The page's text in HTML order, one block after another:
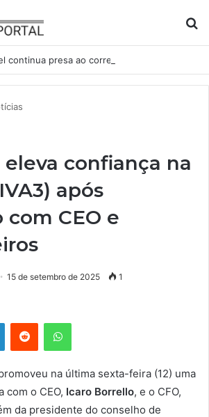
eleva confiança na
após
CEO e
15 de setembro de 2025 1
LinkedinReddit WhatsApp
na última sexta-feira (12) uma
com o CEO, Icaro Borrello, e o CFO,
da presidente do conselho de